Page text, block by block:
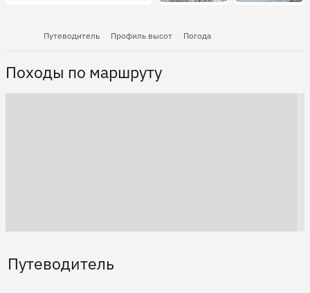
Путеводитель Профиль высот Погода
Походы по маршруту
Путеводитель